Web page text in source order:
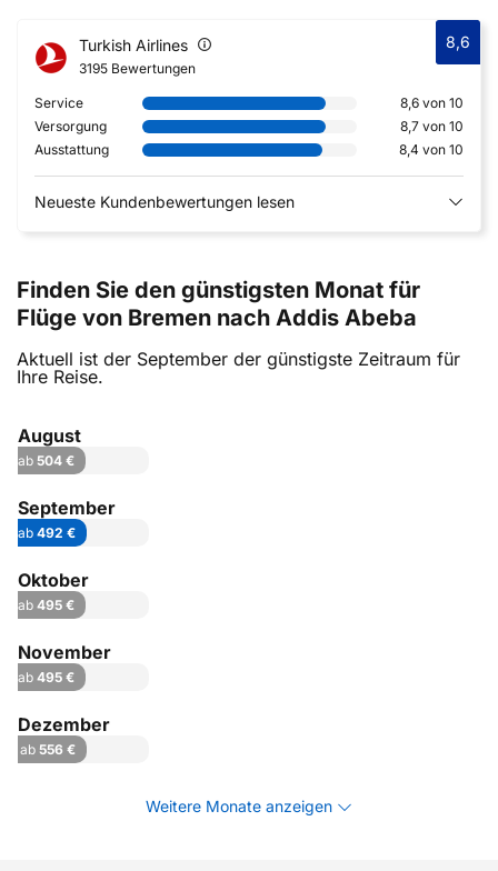
Turkish Airlines
3195 Bewertungen
8,6
Service
8,6 von 10
Versorgung
8,7 von 10
Ausstattung
8,4 von 10
Neueste Kundenbewertungen lesen
Finden Sie den günstigsten Monat für
Flüge von Bremen nach Addis Abeba
Aktuell ist der September der günstigste Zeitraum für
Ihre Reise.
August
ab 504 €
September
ab 492 €
Oktober
ab 495 €
November
ab 495 €
Dezember
ab 556 €
Weitere Monate anzeigen